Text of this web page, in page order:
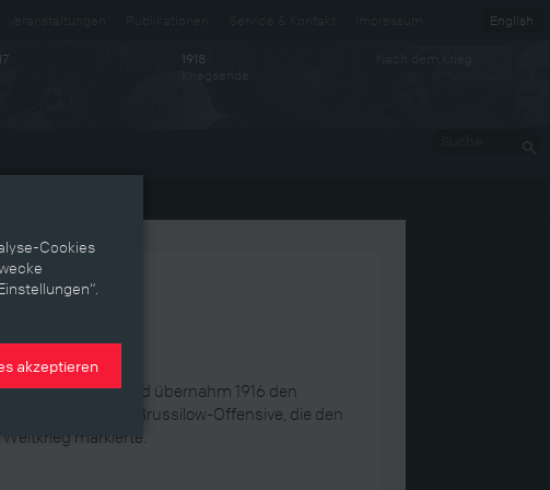
English
1918
Armee und übernahm 1916 den
ihm benannte Brussilow-Offensive, die den
markierte.
Cookies
akzeptieren